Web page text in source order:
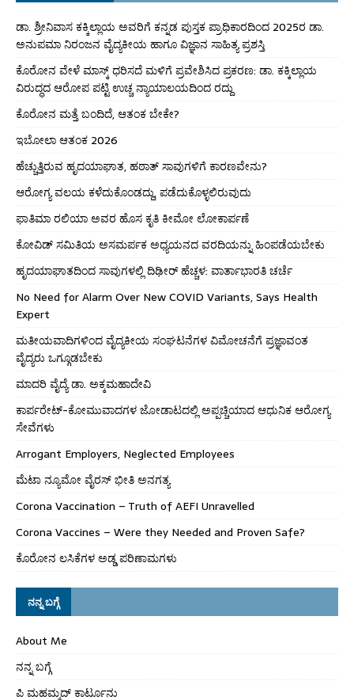
ಡಾ. ಶ್ರೀನಿವಾಸ ಕಕ್ಕಿಲ್ಲಾಯ ಅವರಿಗೆ ಕನ್ನಡ ಪುಸ್ತಕ ಪ್ರಾಧಿಕಾರದಿಂದ 2025ರ ಡಾ.
ಅನುಪಮಾ ನಿರಂಜನ ವೈದ್ಯಕೀಯ ಹಾಗೂ ವಿಜ್ಞಾನ ಸಾಹಿತ್ಯ ಪ್ರಶಸ್ತಿ
ಕೊರೋನ ವೇಳೆ ಮಾಸ್ಕ್ ಧರಿಸದೆ ಮಳಿಗೆ ಪ್ರವೇಶಿಸಿದ ಪ್ರಕರಣ: ಡಾ. ಕಕ್ಕಿಲ್ಲಾಯ
ವಿರುದ್ಧದ ಆರೋಪ ಪಟ್ಟಿ ಉಚ್ಚ ನ್ಯಾಯಾಲಯದಿಂದ ರದ್ದು
ಕೊರೋನ ಮತ್ತೆ ಬಂದಿದೆ, ಆತಂಕ ಬೇಕೇ?
ಇಬೋಲಾ ಆತಂಕ 2026
ಹೆಚ್ಚುತ್ತಿರುವ ಹೃದಯಾಘಾತ, ಹಠಾತ್ ಸಾವುಗಳಿಗೆ ಕಾರಣವೇನು?
ಆರೋಗ್ಯ ವಲಯ ಕಳೆದುಕೊಂಡದ್ದು, ಪಡೆದುಕೊಳ್ಳಲಿರುವುದು
ಫಾತಿಮಾ ರಲಿಯಾ ಅವರ ಹೊಸ ಕೃತಿ ಕೀಮೋ ಲೋಕಾರ್ಪಣೆ
ಕೋವಿಡ್ ಸಮಿತಿಯ ಅಸಮರ್ಪಕ ಅಧ್ಯಯನದ ವರದಿಯನ್ನು ಹಿಂಪಡೆಯಬೇಕು
ಹೃದಯಾಘಾತದಿಂದ ಸಾವುಗಳಲ್ಲಿ ದಿಢೀರ್ ಹೆಚ್ಚಳ: ವಾರ್ತಾಭಾರತಿ ಚರ್ಚೆ
No Need for Alarm Over New COVID Variants, Says Health
Expert
ಮತೀಯವಾದಿಗಳಿಂದ ವೈದ್ಯಕೀಯ ಸಂಘಟನೆಗಳ ವಿಮೋಚನೆಗೆ ಪ್ರಜ್ಞಾವಂತ
ವೈದ್ಯರು ಒಗ್ಗೂಡಬೇಕು
ಮಾದರಿ ವೈದ್ಯೆ ಡಾ. ಅಕ್ಕಮಹಾದೇವಿ
ಕಾರ್ಪರೇಟ್-ಕೋಮುವಾದಗಳ ಜೋಡಾಟದಲ್ಲಿ ಅಪ್ಪಚ್ಚಿಯಾದ ಆಧುನಿಕ ಆರೋಗ್ಯ
ಸೇವೆಗಳು
Arrogant Employers, Neglected Employees
ಮೆಟಾ ನ್ಯೂಮೋ ವೈರಸ್ ಭೀತಿ ಅನಗತ್ಯ
Corona Vaccination – Truth of AEFI Unravelled
Corona Vaccines – Were they Needed and Proven Safe?
ಕೊರೋನ ಲಸಿಕೆಗಳ ಅಡ್ಡ ಪರಿಣಾಮಗಳು
ನನ್ನ ಬಗ್ಗೆ
About Me
ನನ್ನ ಬಗ್ಗೆ
ಪಿ ಮಹಮ್ಮದ್ ಕಾರ್ಟೂನು